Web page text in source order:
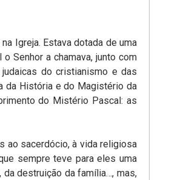
Igreja. Estava dotada de uma
Senhor a chamava, junto com
do cristianismo e das
da História e do Magistério da
do Mistério Pascal: as
ao sacerdócio, à vida religiosa
sempre teve para eles uma
destruição da família…, mas,